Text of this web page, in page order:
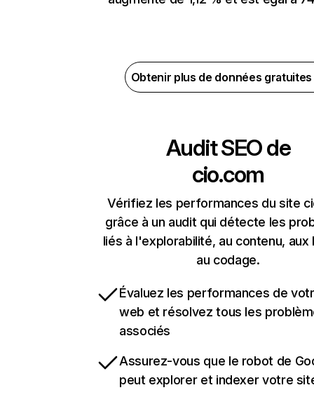
Obtenir plus de données
Audit SEO de
cio.com
Vérifiez les performances du site
grâce à un audit qui détecte les
liés à l'explorabilité, au contenu, aux
au codage.
Évaluez les performances de
web et résolvez tous les
associés
Assurez-vous que le robot de
peut explorer et indexer votre